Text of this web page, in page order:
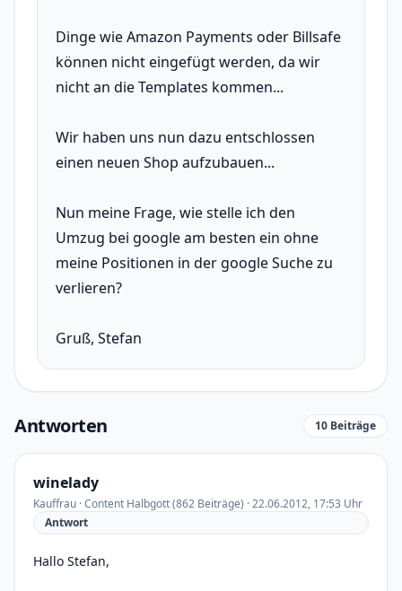
Dinge wie Amazon Payments oder Billsafe
können nicht eingefügt werden, da wir
nicht an die Templates kommen...
Wir haben uns nun dazu entschlossen
einen neuen Shop aufzubauen...
Nun meine Frage, wie stelle ich den
Umzug bei google am besten ein ohne
meine Positionen in der google Suche zu
verlieren?
Gruß, Stefan
Antworten 10 Beiträge
winelady
Kauffrau · Content Halbgott (862 Beiträge) · 22.06.2012, 17:53 Uhr
Antwort
Hallo Stefan,